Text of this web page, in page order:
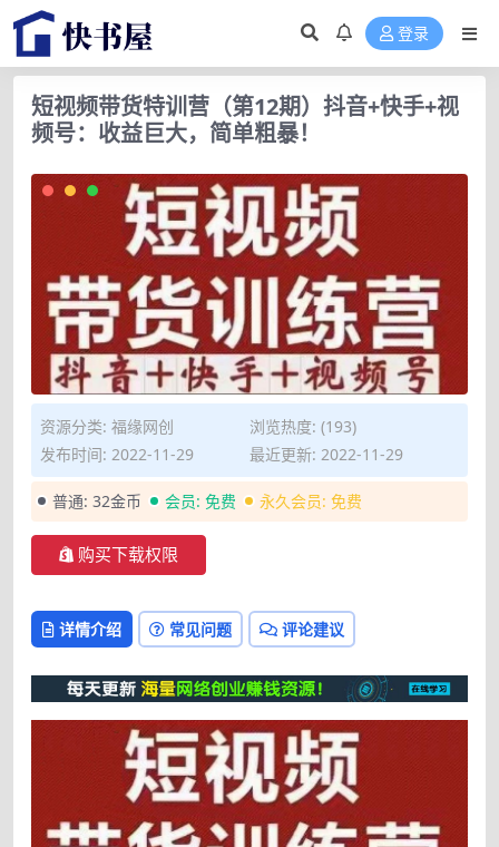
登录
短视频带货特训营（第12期）抖音+快手+视
频号：收益巨大，简单粗暴！
资源分类: 福缘网创
浏览热度: (193)
发布时间: 2022-11-29
最近更新: 2022-11-29
普通: 32金币 会员: 免费 永久会员: 免费
购买下载权限
详情介绍 常见问题 评论建议